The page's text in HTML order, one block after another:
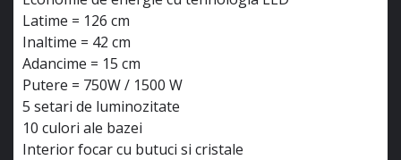
Latime = 126 cm
Inaltime = 42 cm
Adancime = 15 cm
Putere = 750W / 1500 W
5 setari de luminozitate
10 culori ale bazei
Interior focar cu butuci si cristale